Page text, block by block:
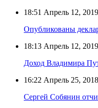
18:51 Апрель 12, 2019
Опубликованы
18:13 Апрель 12, 2019
Доход Владимира
16:22 Апрель 25, 2018
Сергей Собянин